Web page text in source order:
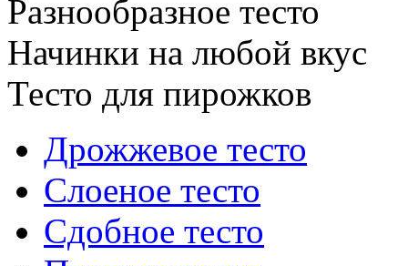
Разнообразное тесто
Начинки на любой вкус
Тесто для пирожков
Дрожжевое тесто
Слоеное тесто
Сдобное тесто